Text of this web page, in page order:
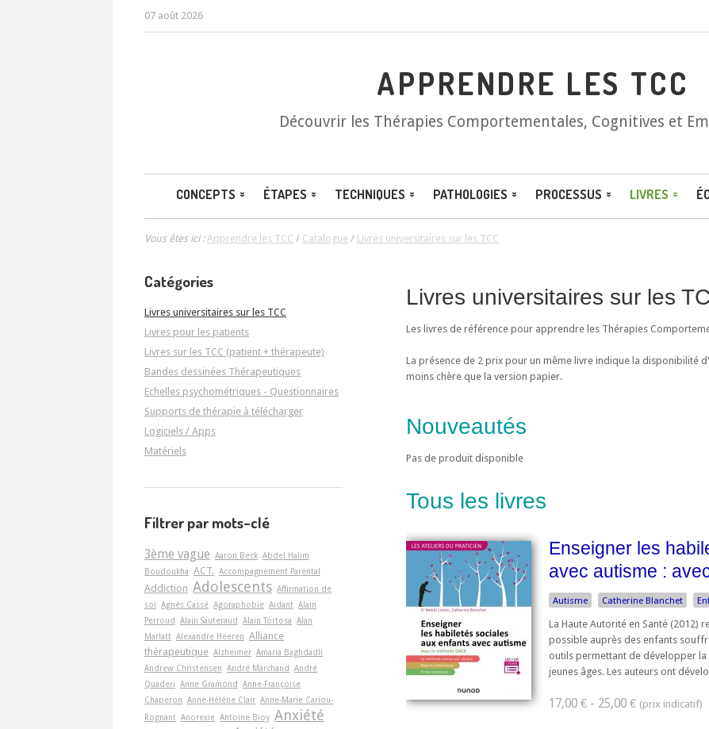
07 août 2026
APPRENDRE LES TCC
Découvrir les Thérapies Comportementales, Cognitives et
CONCEPTS ÉTAPES TECHNIQUES PATHOLOGIES PROCESSUS LIVRES
Vous êtes ici :Apprendre les TCC / Catalogue / Livres universitaires sur les TCC
Livres universitaires sur les
Les livres de référence pour apprendre les Thérapies
La présence de 2 prix pour un même livre indique la disponibilité
moins chère que la version papier.
Nouveautés
Pas de produit disponible
Tous les livres
Enseigner les
avec autisme :
Autisme Catherine Blanchet
La Haute Autorité en Santé (2012)
possible auprès des enfants
outils permettant de développer
jeunes âges. Les auteurs ont
17,00 € - 25,00 €
Catégories
Livres universitaires sur les TCC
Livres pour les patients
Livres sur les TCC (patient + thérapeute)
Bandes dessinées Thérapeutiques
Echelles psychométriques - Questionnaires
Supports de thérapie à télécharger
Logiciels / Apps
Matériels
Filtrer par mots-clé
3ème vague Aaron Beck Abdel Halim
Boudoukha ACT. Accompagnement Parental
Addiction Adolescents Affirmation de
soi Agnès Cassé Agoraphobie Aidant Alain
Perroud Alain Sauteraud Alain Tortosa Alan
Marlatt Alexandre Heeren Alliance
thérapeutique Alzheimer Amaria Baghdadli
Andrew Christensen André Marchand André
Quaderi Anne Gramond Anne-Françoise
Chaperon Anne-Hélène Clair Anne-Marie Cariou-
Rognant Anorexie Antoine Bioy Anxiété